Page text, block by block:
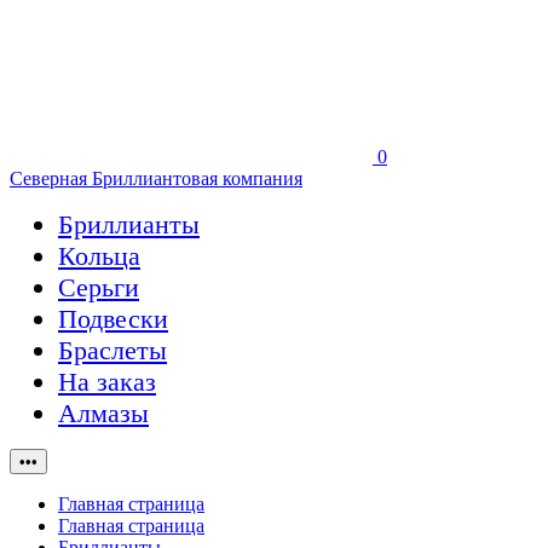
0
Северная Бриллиантовая компания
Бриллианты
Кольца
Серьги
Подвески
Браслеты
На заказ
Алмазы
•••
Главная страница
Главная страница